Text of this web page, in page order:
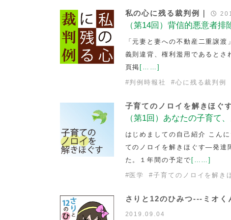
私の心に残る裁判例｜
（第14回）背信的悪意者排
「元妻と妻への不動産二重譲
義則違背、権利濫用であると
頁掲 [……]
#判例時報社 #心に残る裁判例
子育てのノロイを解きほ
（第1回）あなたの子育て
はじめましての自己紹介 こん
てのノロイを解きほぐす―発達
た。１年間の予定で [……]
# 医学 #子育てのノロイを解き
さりと12のひみつ---ミオく
2019.09.04